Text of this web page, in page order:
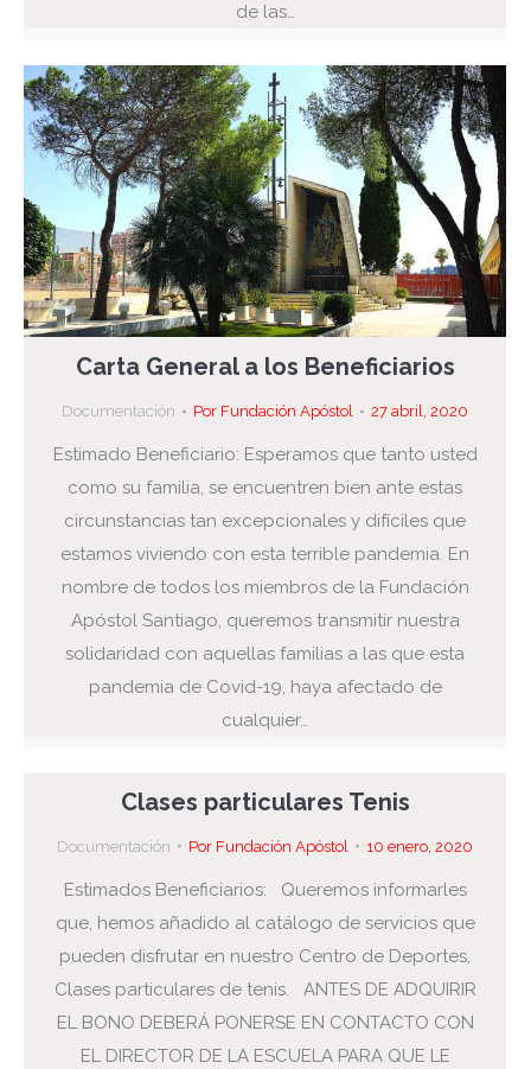
de las…
Carta General a los Beneficiarios
Documentación Por Fundación Apóstol 27 abril, 2020
Estimado Beneficiario: Esperamos que tanto usted
como su familia, se encuentren bien ante estas
circunstancias tan excepcionales y difíciles que
estamos viviendo con esta terrible pandemia. En
nombre de todos los miembros de la Fundación
Apóstol Santiago, queremos transmitir nuestra
solidaridad con aquellas familias a las que esta
pandemia de Covid-19, haya afectado de
cualquier…
Clases particulares Tenis
Documentación Por Fundación Apóstol 10 enero, 2020
Estimados Beneficiarios: Queremos informarles
que, hemos añadido al catálogo de servicios que
pueden disfrutar en nuestro Centro de Deportes,
Clases particulares de tenis. ANTES DE ADQUIRIR
EL BONO DEBERÁ PONERSE EN CONTACTO CON
EL DIRECTOR DE LA ESCUELA PARA QUE LE